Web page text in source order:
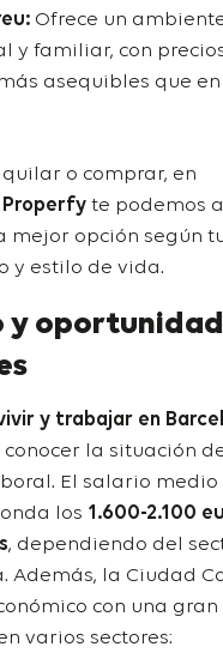
Ofrece un
y familiar, con
asequibles que en
o comprar, en
Properfy te podemos
mejor opción según
y estilo de vida.
y
y trabajar en
la situación
El salario medio
los 1.600-2.100
, dependiendo del
Además, la Ciudad
con una
varios sectores: